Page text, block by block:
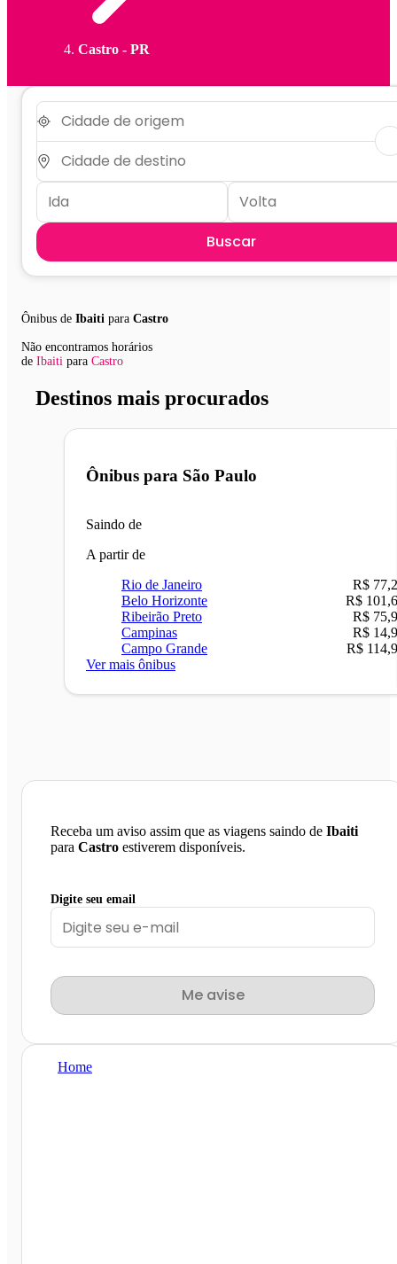
Castro - PR
Buscar
Ônibus de Ibaiti para Castro
Não encontramos horários
de Ibaiti para Castro
Destinos mais procurados
Ônibus para São Paulo
Saindo de
A partir de
Rio de Janeiro
R$
Belo Horizonte
R$
Ribeirão Preto
R$
Campinas
R$
Campo Grande
R$
Ver mais ônibus
Receba um aviso assim que as viagens saindo de Ibaiti
para Castro estiverem disponíveis.
Digite seu email
Me avise
Home